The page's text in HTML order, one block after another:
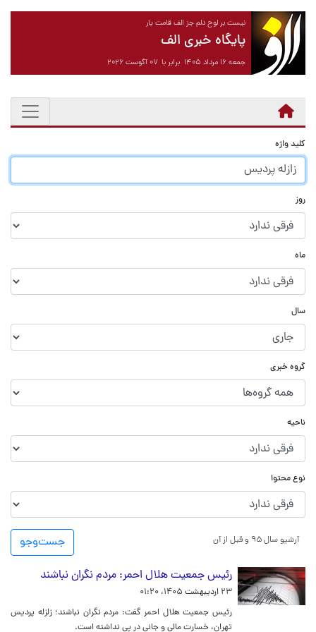
نیست بر لوح دلم جز الف قامت یار
پایگاه خبری الف
جمعه ۱۶ مرداد ۱۴۰۵ برابر با ۰۷ آگوست ۲۰۲۶
کلید واژه
روز
ماه
سال
گروه خبری
ناحیه
نوع محتوا
جست‌و‌جو آرشیو سال ۹۵ و قبل از آن
رئیس جمعیت هلال احمر: مردم نگران نباشند
۲۳ اردیبهشت ۱۴۰۵، ۰۱:۲۰
رئیس جمعیت هلال احمر گفت: مردم نگران نباشند؛ زلزله پردیس
تهران، خسارت مالی و جانی در پی نداشته است.